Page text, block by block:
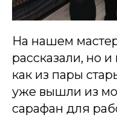
На нашем
рассказали, но
как из пары
уже вышли из
сарафан для